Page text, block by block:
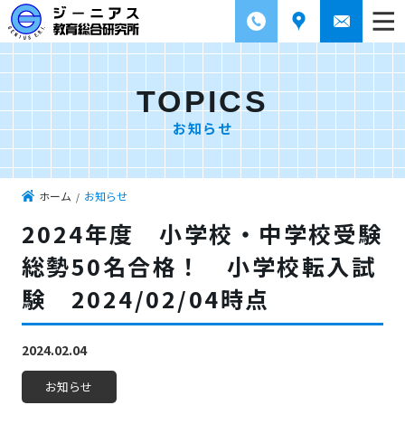
TOPICS
お知らせ
ホーム お知らせ
2024年度 小学校・中学校受験
総勢50名合格！ 小学校転入試
験 2024/02/04時点
2024.02.04
お知らせ